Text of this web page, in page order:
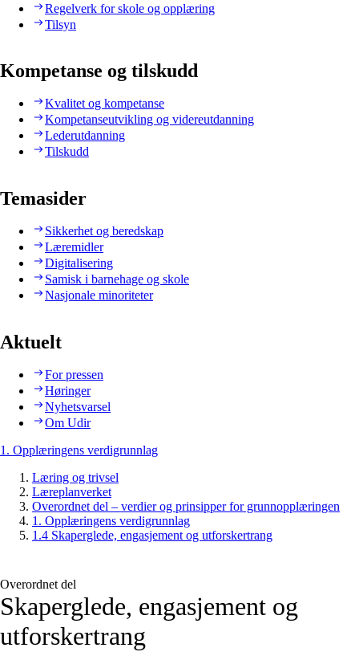
Regelverk for skole og opplæring
Tilsyn
Kompetanse og tilskudd
Kvalitet og kompetanse
Kompetanseutvikling og videreutdanning
Lederutdanning
Tilskudd
Temasider
Sikkerhet og beredskap
Læremidler
Digitalisering
Samisk i barnehage og skole
Nasjonale minoriteter
Aktuelt
For pressen
Høringer
Nyhetsvarsel
Om Udir
1. Opplæringens verdigrunnlag
Læring og trivsel
Læreplanverket
Overordnet del – verdier og prinsipper for grunnopplæringen
1. Opplæringens verdigrunnlag
1.4 Skaperglede, engasjement og utforskertrang
Overordnet del
Skaperglede, engasjement og
utforskertrang